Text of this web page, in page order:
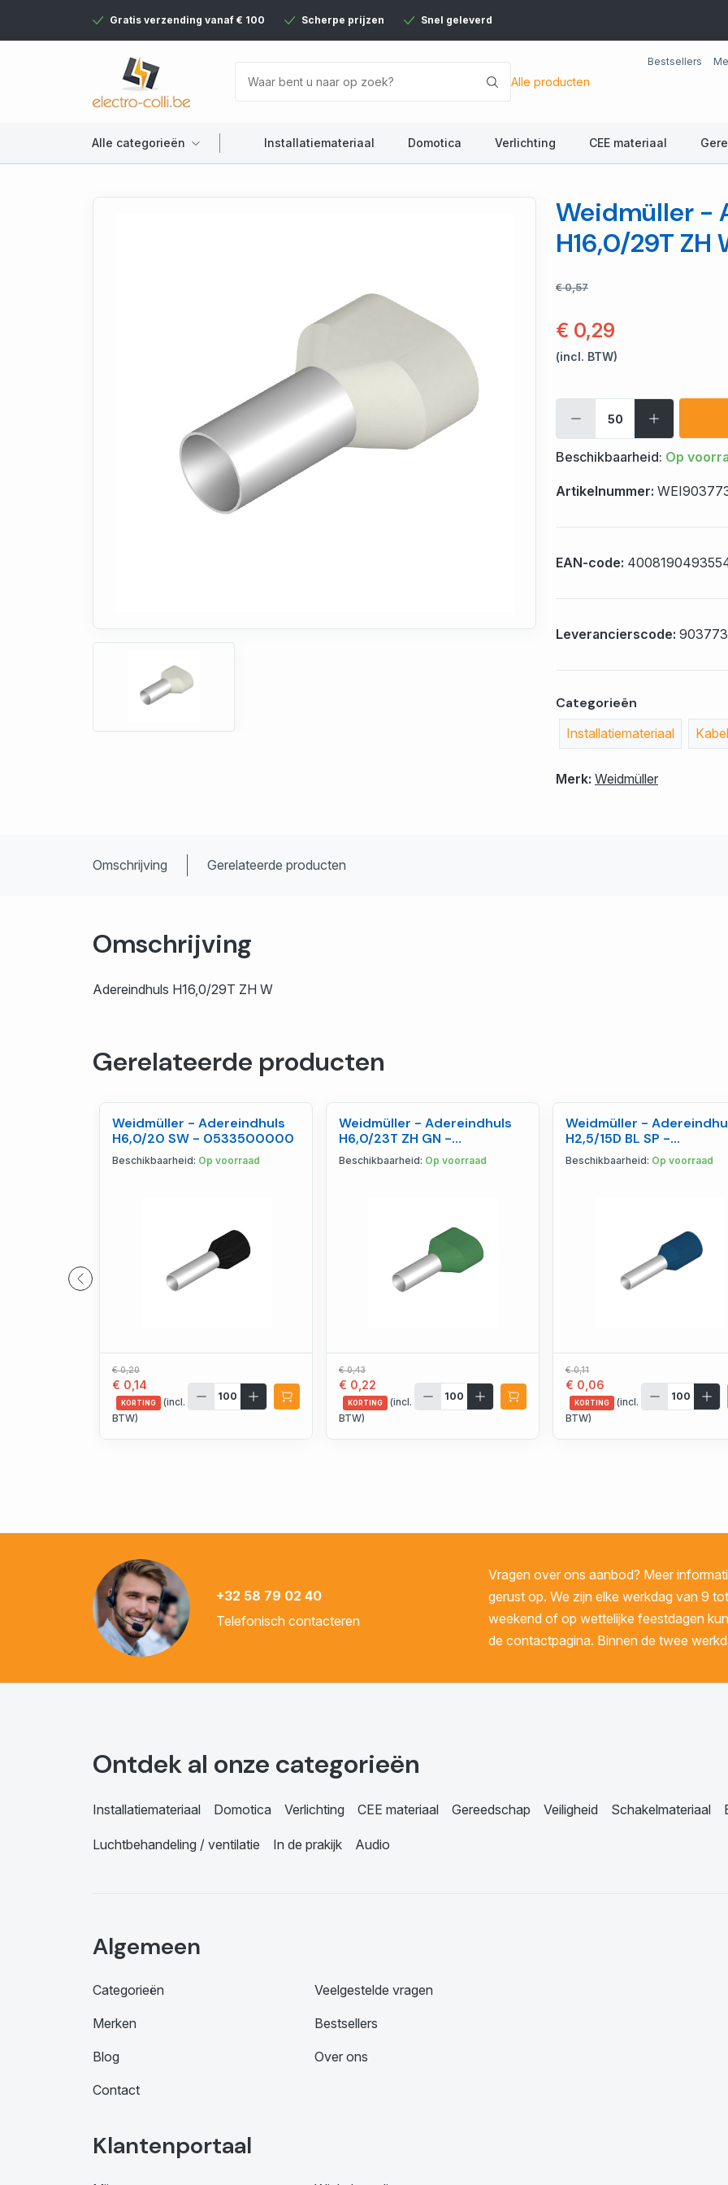
Gratis verzending vanaf € 100 Scherpe prijzen Snel geleverd
Alle producten
Bestsellers
Alle categorieën Installatiemateriaal Domotica Verlichting CEE materiaal
Weidmüller -
H16,0/29T
€ 0,57
€ 0,29
(incl. BTW)
Beschikbaarheid: Op
Artikelnummer:
EAN-code:
Leverancierscode:
Categorieën
Installatiemateriaal
Merk: Weidmüller
Omschrijving Gerelateerde producten
Omschrijving
Adereindhuls H16,0/29T ZH W
Gerelateerde producten
Weidmüller - Adereindhuls
H6,0/20 SW - 0533500000
Beschikbaarheid: Op voorraad
€ 0,20
€ 0,14
KORTING
(incl.
BTW)
Weidmüller - Adereindhuls
H6,0/23T ZH GN -
9037690000
Beschikbaarheid: Op voorraad
€ 0,43
€ 0,22
KORTING
(incl.
BTW)
Weidmüller -
H2,5/15D BL SP -
1476280000
Beschikbaarheid: Op voorraad
€ 0,11
€ 0,06
KORTING
(incl.
BTW)
+32 58 79 02 40
Telefonisch contacteren
Vragen over ons aanbod? Meer
gerust op. We zijn elke werkdag van 9
weekend of op wettelijke feestdagen
de contactpagina. Binnen de twee
Ontdek al onze categorieën
Installatiemateriaal Domotica Verlichting CEE materiaal Gereedschap Veiligheid Schakelmateriaal
Luchtbehandeling / ventilatie In de prakijk Audio
Algemeen
Categorieën Veelgestelde vragen
Merken Bestsellers
Blog Over ons
Contact
Klantenportaal